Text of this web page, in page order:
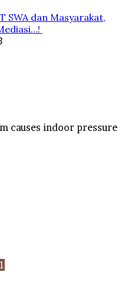
SWA dan Masyarakat,
causes indoor pressure